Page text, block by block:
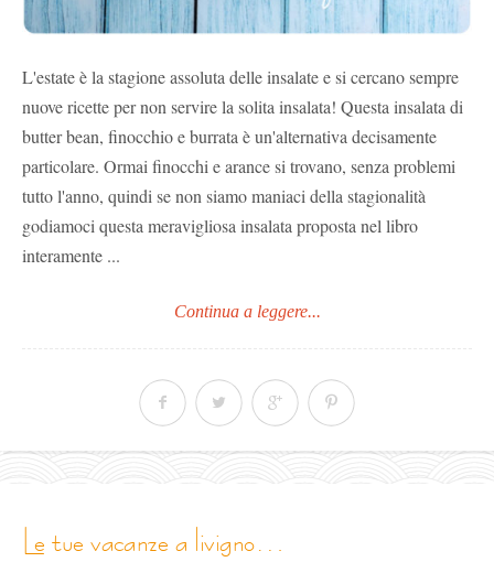
L'estate è la stagione assoluta delle insalate e si cercano sempre
nuove ricette per non servire la solita insalata! Questa insalata di
butter bean, finocchio e burrata è un'alternativa decisamente
particolare. Ormai finocchi e arance si trovano, senza problemi
tutto l'anno, quindi se non siamo maniaci della stagionalità
godiamoci questa meravigliosa insalata proposta nel libro
interamente ...
Continua a leggere...
le tue vacanze a livigno…